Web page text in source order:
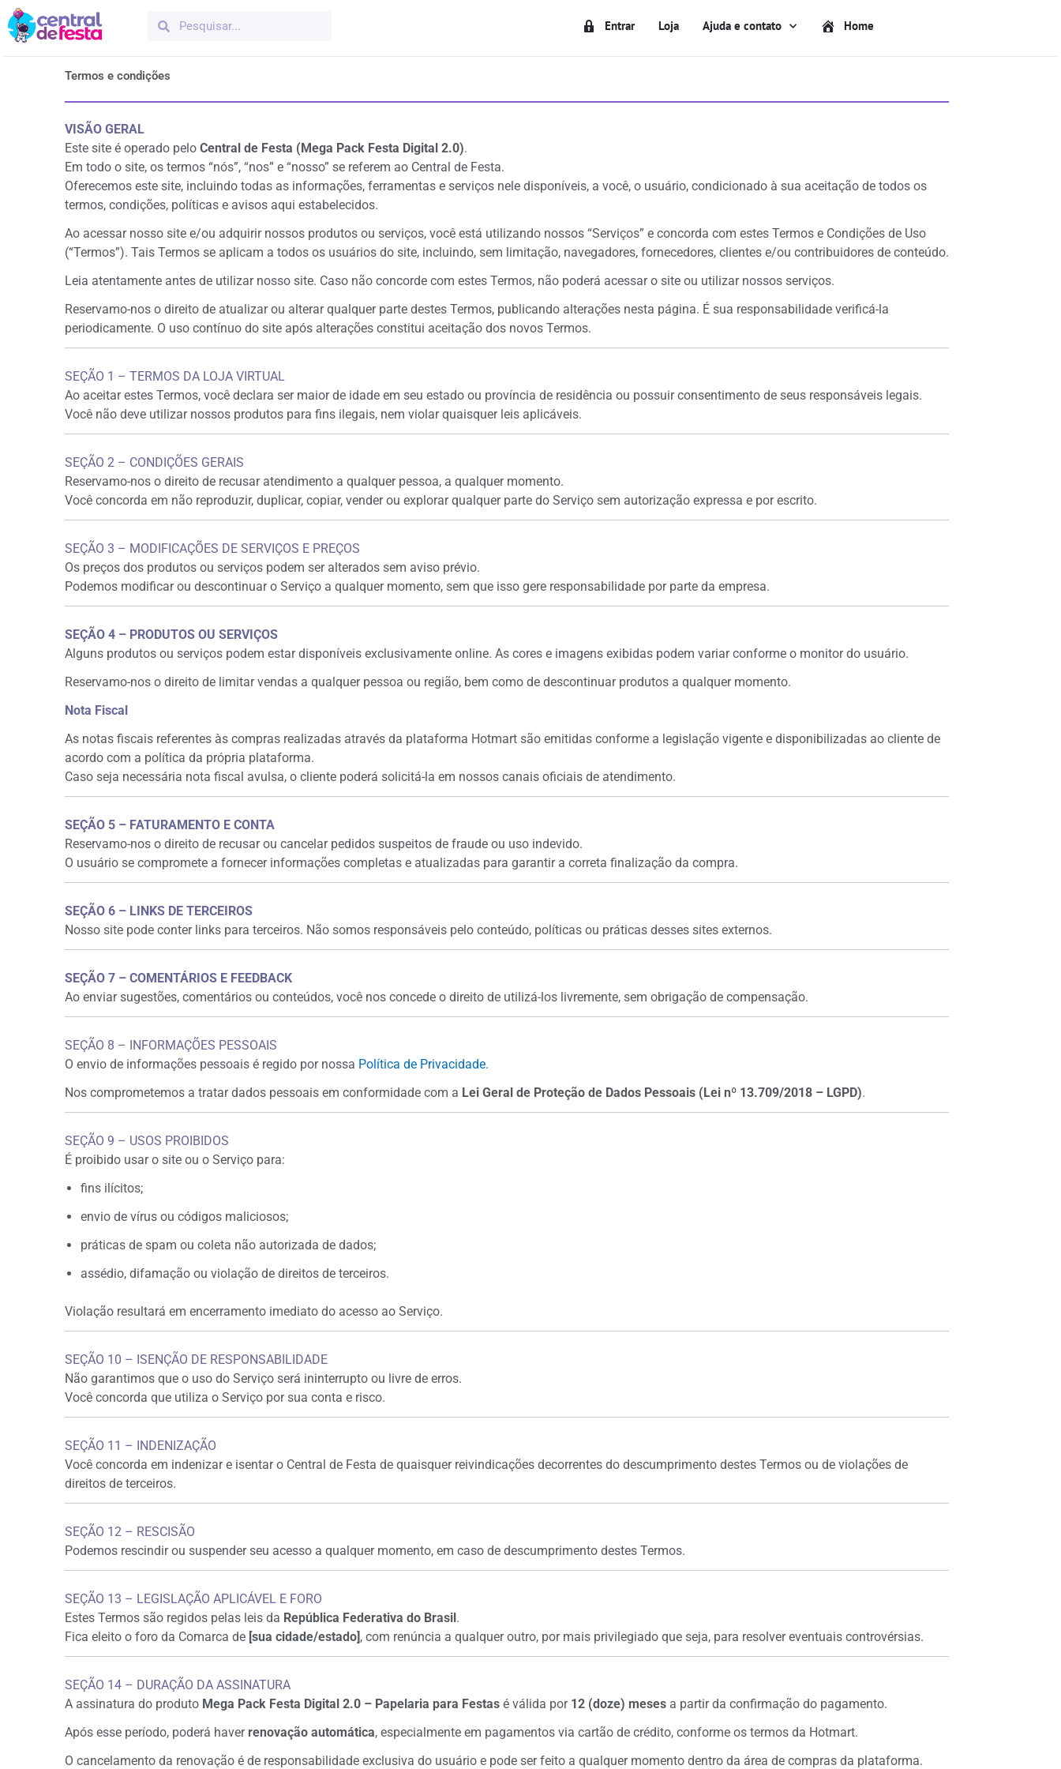
para
PesquisarPesquisar Entrar Loja Ajuda e contato Home
Termos e condições
VISÃO GERAL
Este site é operado pelo Central de Festa (Mega Pack Festa Digital 2.0).
Em todo o site, os termos “nós”, “nos” e “nosso” se referem ao Central de Festa.
Oferecemos este site, incluindo todas as informações, ferramentas e serviços nele disponíveis, a você, o usuário, condicionado à sua aceitação de todos os
termos, condições, políticas e avisos aqui estabelecidos.
Ao acessar nosso site e/ou adquirir nossos produtos ou serviços, você está utilizando nossos “Serviços” e concorda com estes Termos e Condições de Uso
(“Termos”). Tais Termos se aplicam a todos os usuários do site, incluindo, sem limitação, navegadores, fornecedores, clientes e/ou contribuidores de conteúdo.
Leia atentamente antes de utilizar nosso site. Caso não concorde com estes Termos, não poderá acessar o site ou utilizar nossos serviços.
Reservamo-nos o direito de atualizar ou alterar qualquer parte destes Termos, publicando alterações nesta página. É sua responsabilidade verificá-la
periodicamente. O uso contínuo do site após alterações constitui aceitação dos novos Termos.
SEÇÃO 1 – TERMOS DA LOJA VIRTUAL
Ao aceitar estes Termos, você declara ser maior de idade em seu estado ou província de residência ou possuir consentimento de seus responsáveis legais.
Você não deve utilizar nossos produtos para fins ilegais, nem violar quaisquer leis aplicáveis.
SEÇÃO 2 – CONDIÇÕES GERAIS
Reservamo-nos o direito de recusar atendimento a qualquer pessoa, a qualquer momento.
Você concorda em não reproduzir, duplicar, copiar, vender ou explorar qualquer parte do Serviço sem autorização expressa e por escrito.
SEÇÃO 3 – MODIFICAÇÕES DE SERVIÇOS E PREÇOS
Os preços dos produtos ou serviços podem ser alterados sem aviso prévio.
Podemos modificar ou descontinuar o Serviço a qualquer momento, sem que isso gere responsabilidade por parte da empresa.
SEÇÃO 4 – PRODUTOS OU SERVIÇOS
Alguns produtos ou serviços podem estar disponíveis exclusivamente online. As cores e imagens exibidas podem variar conforme o monitor do usuário.
Reservamo-nos o direito de limitar vendas a qualquer pessoa ou região, bem como de descontinuar produtos a qualquer momento.
Nota Fiscal
As notas fiscais referentes às compras realizadas através da plataforma Hotmart são emitidas conforme a legislação vigente e disponibilizadas ao cliente de
acordo com a política da própria plataforma.
Caso seja necessária nota fiscal avulsa, o cliente poderá solicitá-la em nossos canais oficiais de atendimento.
SEÇÃO 5 – FATURAMENTO E CONTA
Reservamo-nos o direito de recusar ou cancelar pedidos suspeitos de fraude ou uso indevido.
O usuário se compromete a fornecer informações completas e atualizadas para garantir a correta finalização da compra.
SEÇÃO 6 – LINKS DE TERCEIROS
Nosso site pode conter links para terceiros. Não somos responsáveis pelo conteúdo, políticas ou práticas desses sites externos.
SEÇÃO 7 – COMENTÁRIOS E FEEDBACK
Ao enviar sugestões, comentários ou conteúdos, você nos concede o direito de utilizá-los livremente, sem obrigação de compensação.
SEÇÃO 8 – INFORMAÇÕES PESSOAIS
O envio de informações pessoais é regido por nossa Política de Privacidade.
Nos comprometemos a tratar dados pessoais em conformidade com a Lei Geral de Proteção de Dados Pessoais (Lei nº 13.709/2018 – LGPD).
SEÇÃO 9 – USOS PROIBIDOS
É proibido usar o site ou o Serviço para:
fins ilícitos;
envio de vírus ou códigos maliciosos;
práticas de spam ou coleta não autorizada de dados;
assédio, difamação ou violação de direitos de terceiros.
Violação resultará em encerramento imediato do acesso ao Serviço.
SEÇÃO 10 – ISENÇÃO DE RESPONSABILIDADE
Não garantimos que o uso do Serviço será ininterrupto ou livre de erros.
Você concorda que utiliza o Serviço por sua conta e risco.
SEÇÃO 11 – INDENIZAÇÃO
Você concorda em indenizar e isentar o Central de Festa de quaisquer reivindicações decorrentes do descumprimento destes Termos ou de violações de
direitos de terceiros.
SEÇÃO 12 – RESCISÃO
Podemos rescindir ou suspender seu acesso a qualquer momento, em caso de descumprimento destes Termos.
SEÇÃO 13 – LEGISLAÇÃO APLICÁVEL E FORO
Estes Termos são regidos pelas leis da República Federativa do Brasil.
Fica eleito o foro da Comarca de [sua cidade/estado], com renúncia a qualquer outro, por mais privilegiado que seja, para resolver eventuais controvérsias.
SEÇÃO 14 – DURAÇÃO DA ASSINATURA
A assinatura do produto Mega Pack Festa Digital 2.0 – Papelaria para Festas é válida por 12 (doze) meses a partir da confirmação do pagamento.
Após esse período, poderá haver renovação automática, especialmente em pagamentos via cartão de crédito, conforme os termos da Hotmart.
O cancelamento da renovação é de responsabilidade exclusiva do usuário e pode ser feito a qualquer momento dentro da área de compras da plataforma.